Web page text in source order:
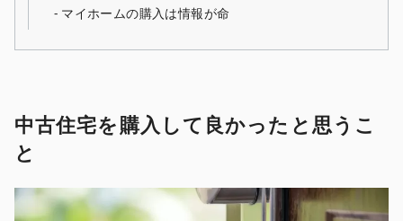
マイホームの購入は情報が命
中古住宅を購入して良かったと思うこ
と